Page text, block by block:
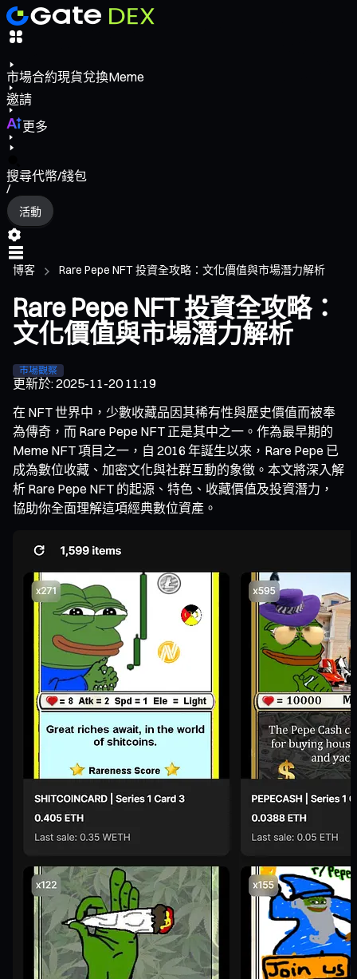
市場合約現貨兌換Meme
邀請
更多
搜尋代幣/錢包
/
活動
博客 Rare Pepe NFT 投資全攻略：文化價值與市場潛力解析
Rare Pepe NFT 投資全攻略：
文化價值與市場潛力解析
市場觀察
更新於:2025-11-20 11:19
在 NFT 世界中，少數收藏品因其稀有性與歷史價值而被奉
為傳奇，而 Rare Pepe NFT 正是其中之一。作為最早期的
Meme NFT 項目之一，自 2016 年誕生以來，Rare Pepe 已
成為數位收藏、加密文化與社群互動的象徵。本文將深入解
析 Rare Pepe NFT 的起源、特色、收藏價值及投資潛力，
協助你全面理解這項經典數位資產。